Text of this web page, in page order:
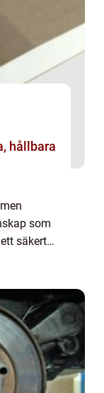
som
säkert